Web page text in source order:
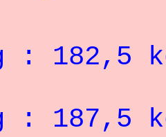
: 182,5
: 187,5